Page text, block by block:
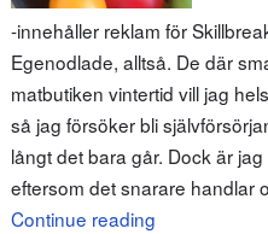
-innehåller reklam för
Egenodlade, alltså. De där
matbutiken vintertid vill jag
så jag försöker bli
långt det bara går. Dock är
eftersom det snarare handlar
Continue reading